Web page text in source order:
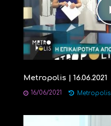
Metropolis | 16.06.2021
16/06/2021 Metropolis